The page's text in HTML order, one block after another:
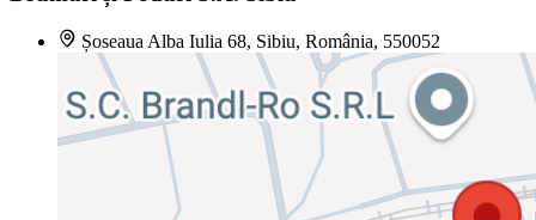
Șoseaua Alba Iulia 68, Sibiu, România, 550052